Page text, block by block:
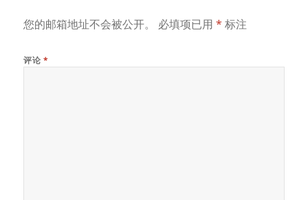
您的邮箱地址不会被公开。 必填项已用* 标注
评论 *